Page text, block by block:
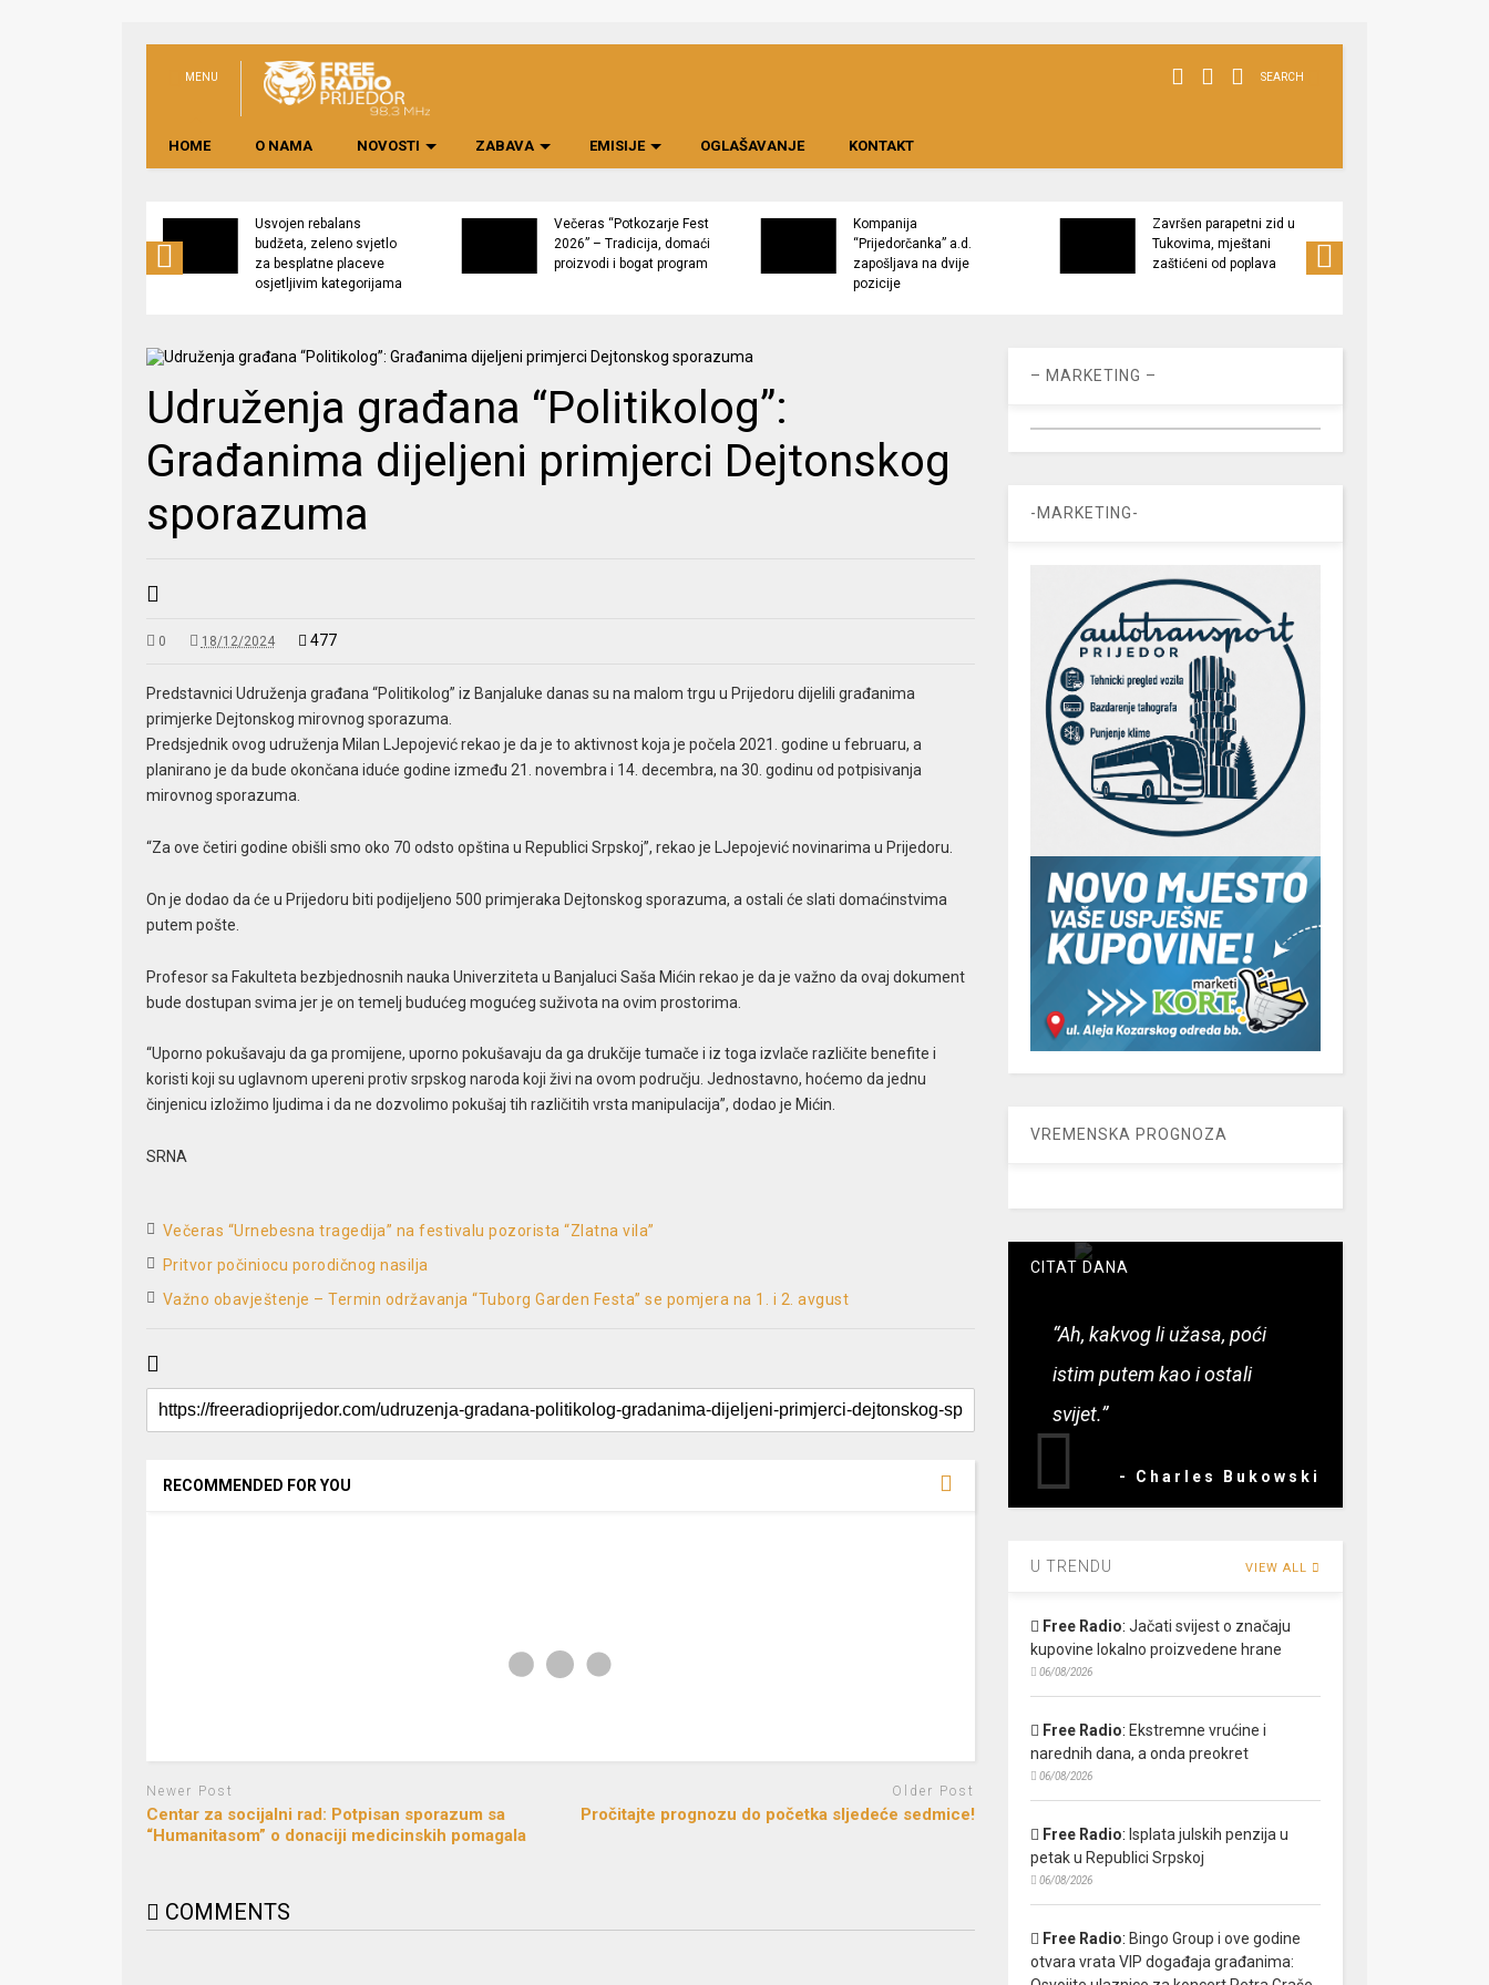
MENU SEARCH
HOME O NAMA NOVOSTI ZABAVA EMISIJE OGLAŠAVANJE KONTAKT
Usvojen rebalans
budžeta, zeleno svjetlo
za besplatne placeve
osjetljivim kategorijama
Večeras “Potkozarje Fest
2026” – Tradicija, domaći
proizvodi i bogat program
Kompanija
“Prijedorčanka” a.d.
zapošljava na dvije
pozicije
Završen parapetni zid u
Tukovima, mještani
zaštićeni od poplava
Udruženja građana “Politikolog”:
Građanima dijeljeni primjerci Dejtonskog
sporazuma
0 18/12/2024 477
Predstavnici Udruženja građana “Politikolog” iz Banjaluke danas su na malom trgu u Prijedoru dijelili građanima
primjerke Dejtonskog mirovnog sporazuma.
Predsjednik ovog udruženja Milan LJepojević rekao je da je to aktivnost koja je počela 2021. godine u februaru, a
planirano je da bude okončana iduće godine između 21. novembra i 14. decembra, na 30. godinu od potpisivanja
mirovnog sporazuma.
“Za ove četiri godine obišli smo oko 70 odsto opština u Republici Srpskoj”, rekao je LJepojević novinarima u Prijedoru.
On je dodao da će u Prijedoru biti podijeljeno 500 primjeraka Dejtonskog sporazuma, a ostali će slati domaćinstvima
putem pošte.
Profesor sa Fakulteta bezbjednosnih nauka Univerziteta u Banjaluci Saša Mićin rekao je da je važno da ovaj dokument
bude dostupan svima jer je on temelj budućeg mogućeg suživota na ovim prostorima.
“Uporno pokušavaju da ga promijene, uporno pokušavaju da ga drukčije tumače i iz toga izvlače različite benefite i
koristi koji su uglavnom upereni protiv srpskog naroda koji živi na ovom području. Jednostavno, hoćemo da jednu
činjenicu izložimo ljudima i da ne dozvolimo pokušaj tih različitih vrsta manipulacija”, dodao je Mićin.
SRNA
Večeras “Urnebesna tragedija” na festivalu pozorista “Zlatna vila”
Pritvor počiniocu porodičnog nasilja
Važno obavještenje – Termin održavanja “Tuborg Garden Festa” se pomjera na 1. i 2. avgust
RECOMMENDED FOR YOU
Newer Post
Centar za socijalni rad: Potpisan sporazum sa
“Humanitasom” o donaciji medicinskih pomagala
Older Post
Pročitajte prognozu do početka sljedeće sedmice!
COMMENTS
– MARKETING –
-MARKETING-
VREMENSKA PROGNOZA
CITAT DANA
“Ah, kakvog li užasa, poći
istim putem kao i ostali
svijet.”
- Charles Bukowski
U TRENDU VIEW ALL
Free Radio: Jačati svijest o značaju
kupovine lokalno proizvedene hrane
06/08/2026
Free Radio: Ekstremne vrućine i
narednih dana, a onda preokret
06/08/2026
Free Radio: Isplata julskih penzija u
petak u Republici Srpskoj
06/08/2026
Free Radio: Bingo Group i ove godine
otvara vrata VIP događaja građanima: